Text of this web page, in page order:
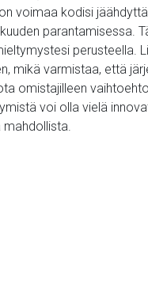
voimaa kodisi
parantamisessa.
perusteella.
mikä varmistaa, että
omistajilleen
voi olla vielä
mahdollista.